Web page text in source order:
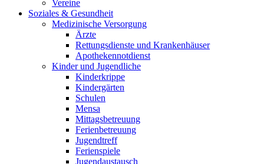
Vereine
Soziales & Gesundheit
Medizinische Versorgung
Ärzte
Rettungsdienste und Krankenhäuser
Apothekennotdienst
Kinder und Jugendliche
Kinderkrippe
Kindergärten
Schulen
Mensa
Mittagsbetreuung
Ferienbetreuung
Jugendtreff
Ferienspiele
Jugendaustausch